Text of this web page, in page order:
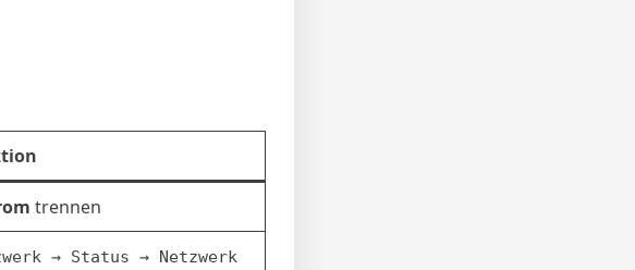
trennen
→ Status → Netzwerk